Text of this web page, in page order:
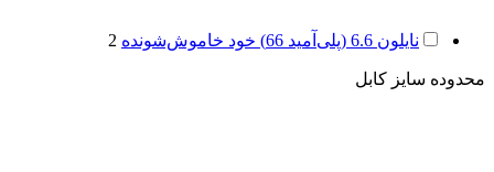
نایلون 6.6 (پلی‌آمید 66) خود خاموش‌شونده 2
محدوده سایز کابل